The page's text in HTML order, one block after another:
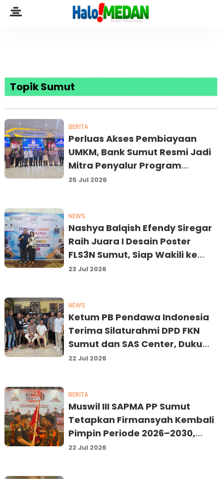
Topik Sumut
BERITA
Perluas Akses Pembiayaan
UMKM, Bank Sumut Resmi Jadi
Mitra Penyalur Program
Subsidi Bunga/Margin 0 Persen
25 Jul 2026
NEWS
Nashya Balqish Efendy Siregar
Raih Juara I Desain Poster
FLS3N Sumut, Siap Wakili ke
Tingkat Nasional
23 Jul 2026
NEWS
Ketum PB Pendawa Indonesia
Terima Silaturahmi DPD FKN
Sumut dan SAS Center, Dukung
Dua Agenda Akbar di Medan
22 Jul 2026
BERITA
Muswil III SAPMA PP Sumut
Tetapkan Firmansyah Kembali
Pimpin Periode 2026–2030,
Ijeck Tekankan Integritas dan
22 Jul 2026